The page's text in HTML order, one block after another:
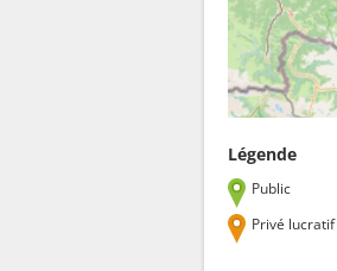
Légende
Public
Privé lucratif